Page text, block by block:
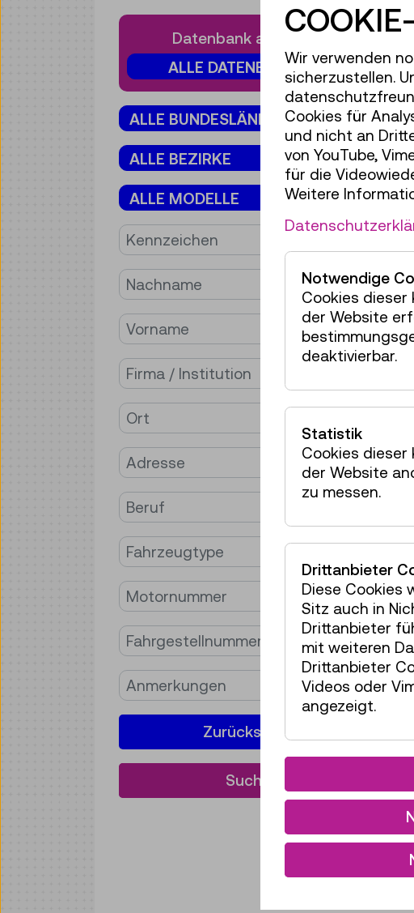
Datenbank auswählen
ALLE DATENBANKEN
Bundesland ALLE BUNDESLÄNDER / KRONLÄNDER
Bezirk
ALLE BEZIRKE
Type
ALLE MODELLE
Kennzeichen
Nachname
Vorname
Firma / Institution
Ort
Adresse
Beruf
Fahrzeugtype
Motornummer
Fahrgestellnummer
Anmerkungen
Zurücksetzen
Suchen
Wir verwenden
sicherzustellen.
Cookies für
und nicht an
von YouTube,
für die
Weitere
Notwendige
Cookies
der Website
deaktivierbar.
Statistik
Cookies dieser
der Website
zu messen.
Drittanbieter
Diese Cookies
Sitz auch in
Drittanbieter
mit weiteren
Drittanbieter
Videos oder
angezeigt.